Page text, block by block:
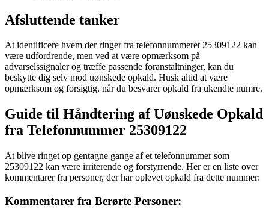
Afsluttende tanker
At identificere hvem der ringer fra telefonnummeret 25309122 kan
være udfordrende, men ved at være opmærksom på
advarselssignaler og træffe passende foranstaltninger, kan du
beskytte dig selv mod uønskede opkald. Husk altid at være
opmærksom og forsigtig, når du besvarer opkald fra ukendte numre.
Guide til Håndtering af Uønskede Opkald
fra Telefonnummer 25309122
At blive ringet op gentagne gange af et telefonnummer som
25309122 kan være irriterende og forstyrrende. Her er en liste over
kommentarer fra personer, der har oplevet opkald fra dette nummer:
Kommentarer fra Berørte Personer: